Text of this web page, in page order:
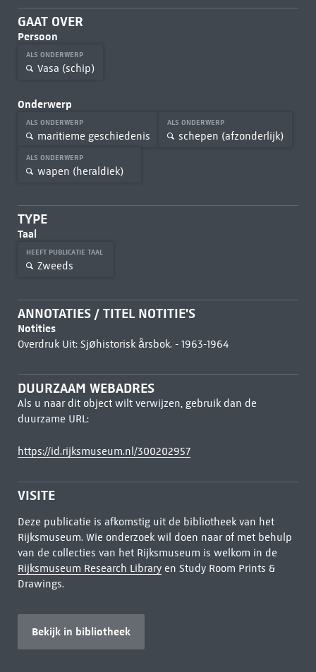
GAAT OVER
Persoon
ALS ONDERWERP
Vasa (schip)
Onderwerp
ALS ONDERWERP
maritieme geschiedenis
ALS ONDERWERP
schepen (afzonderlijk)
ALS ONDERWERP
wapen (heraldiek)
TYPE
Taal
HEEFT PUBLICATIE TAAL
Zweeds
ANNOTATIES / TITEL NOTITIE'S
Notities
Overdruk Uit: Sjøhistorisk årsbok. - 1963-1964
DUURZAAM WEBADRES
Als u naar dit object wilt verwijzen, gebruik dan de
duurzame URL:
https://id.rijksmuseum.nl/300202957
VISITE
Deze publicatie is afkomstig uit de bibliotheek van het
Rijksmuseum. Wie onderzoek wil doen naar of met behulp
van de collecties van het Rijksmuseum is welkom in de
Rijksmuseum Research Libraryen Study Room Prints &
Drawings.
Bekijk in bibliotheek